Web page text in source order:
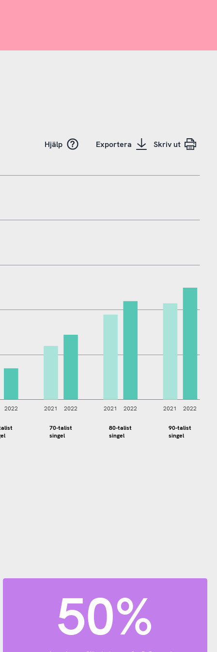
Hjälp Exportera Skriv ut
70-talist
singel
80-talist
singel
90-talist
singel
2022 2021 2022 2021 2022 2021 2022
50%